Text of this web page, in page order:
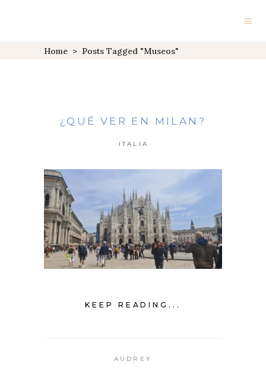
Home > Posts Tagged "museos"
¿QUÉ VER EN MILAN?
ITALIA
KEEP READING...
AUDREY